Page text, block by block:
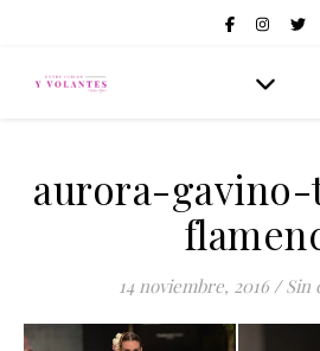
aurora-
14 noviembre, 2016 / Sin